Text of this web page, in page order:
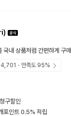
국내 상품처럼 간편하게 구매
・만족도95%
구할인
포인트 0.5% 적립